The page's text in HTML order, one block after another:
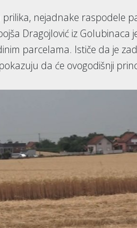
nejadnake raspodele
Dragojlović iz Golubinaca
parcelama. Ističe da je
da će ovogodišnji